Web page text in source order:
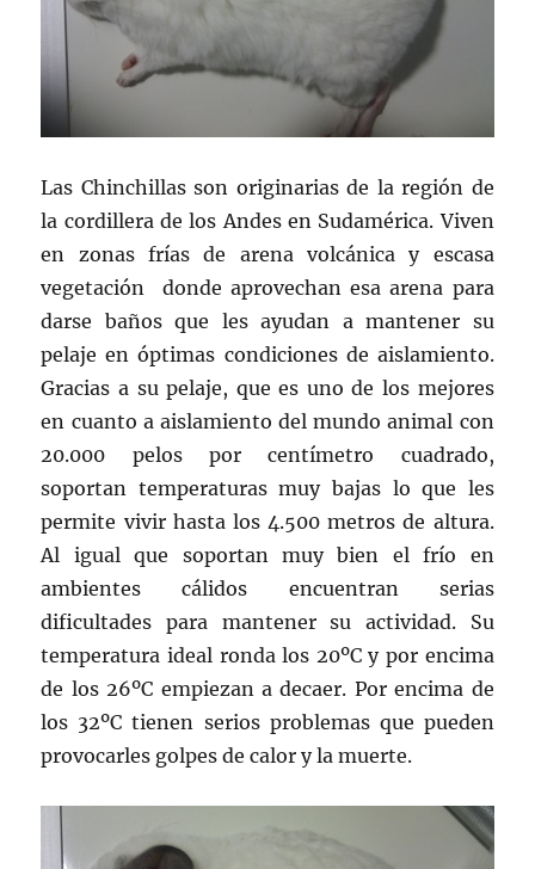
Las Chinchillas son originarias de la región de
la cordillera de los Andes en Sudamérica. Viven
en zonas frías de arena volcánica y escasa
vegetación donde aprovechan esa arena para
darse baños que les ayudan a mantener su
pelaje en óptimas condiciones de aislamiento.
Gracias a su pelaje, que es uno de los mejores
en cuanto a aislamiento del mundo animal con
20.000 pelos por centímetro cuadrado,
soportan temperaturas muy bajas lo que les
permite vivir hasta los 4.500 metros de altura.
Al igual que soportan muy bien el frío en
ambientes cálidos encuentran serias
dificultades para mantener su actividad. Su
temperatura ideal ronda los 20ºC y por encima
de los 26ºC empiezan a decaer. Por encima de
los 32ºC tienen serios problemas que pueden
provocarles golpes de calor y la muerte.